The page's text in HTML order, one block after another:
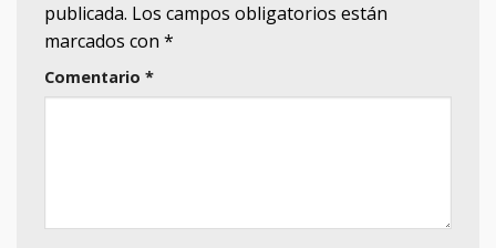
publicada. Los campos obligatorios están
marcados con *
Comentario *